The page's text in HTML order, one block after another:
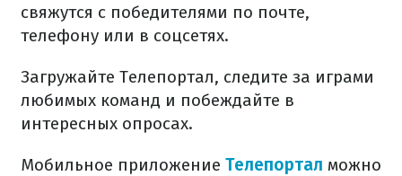
свяжутся с победителями по почте,
телефону или в соцсетях.
Загружайте Телепортал, следите за играми
любимых команд и побеждайте в
интересных опросах.
Мобильное приложение Телепортал можно